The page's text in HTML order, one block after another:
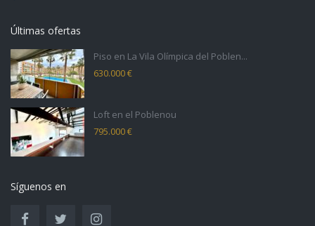
Últimas ofertas
Piso en La Vila Olímpica del Poblen...
630.000 €
Loft en el Poblenou
795.000 €
Síguenos en